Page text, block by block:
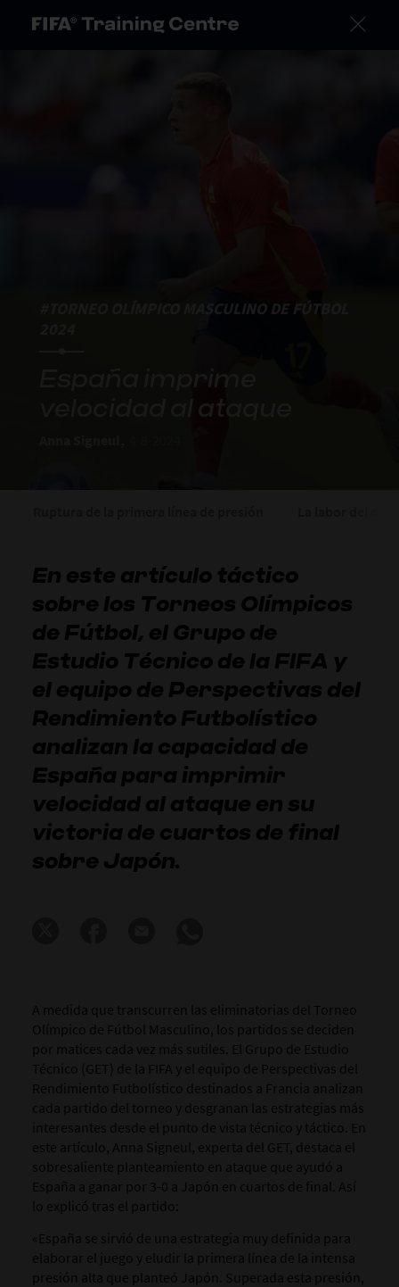
#TORNEO OLÍMPICO MASCULINO DE FÚTBOL
En este artículo táctico
sobre los Torneos Olímpicos
de Fútbol, el Grupo de
Estudio Técnico de la FIFA y
el equipo de Perspectivas del
Rendimiento Futbolístico
analizan la capacidad de
España para imprimir
velocidad al ataque en su
victoria de cuartos de final
sobre Japón.
A medida que transcurren las eliminatorias del Torneo
Olímpico de Fútbol Masculino, los partidos se deciden
por matices cada vez más sutiles. El Grupo de Estudio
Técnico (GET) de la FIFA y el equipo de Perspectivas del
Rendimiento Futbolístico destinados a Francia analizan
cada partido del torneo y desgranan las estrategias más
interesantes desde el punto de vista técnico y táctico. En
este artículo, Anna Signeul, experta del GET, destaca el
sobresaliente planteamiento en ataque que ayudó a
España a ganar por 3-0 a Japón en cuartos de final. Así
lo explicó tras el partido:
«España se sirvió de una estrategia muy definida para
elaborar el juego y eludir la primera línea de la intensa
presión alta que planteó Japón. Superada esta presión,